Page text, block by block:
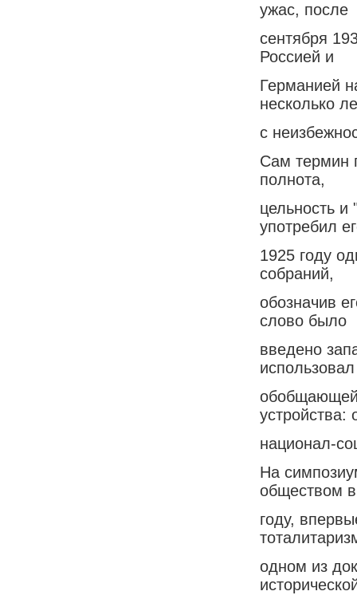
ужас, после
сентября
Россией и
Германией
несколько
с
Сам термин
полнота,
цельность
употребил
1925 году
собраний,
обозначив
слово было
введено
обобщающей
устройства:
национал-
На
обществом
году,
одном из